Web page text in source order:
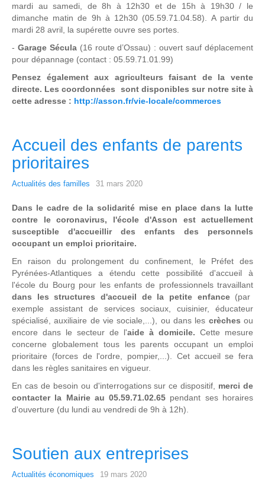
mardi au samedi, de 8h à 12h30 et de 15h à 19h30 / le
dimanche matin de 9h à 12h30 (05.59.71.04.58). A partir du
mardi 28 avril, la supérette ouvre ses portes.
- Garage Sécula(16 route d’Ossau) : ouvert sauf déplacement
pour dépannage (contact : 05.59.71.01.99)
Pensez également aux agriculteurs faisant de la vente
directe. Les coordonnées sont disponibles sur notre site à
cette adresse : http://asson.fr/vie-locale/commerces
Accueil des enfants de parents
prioritaires
Actualités des familles 31 mars 2020
Dans le cadre de la solidarité mise en place dans la lutte
contre le coronavirus, l'école d'Asson est actuellement
susceptible d'accueillir des enfants des personnels
occupant un emploi prioritaire.
En raison du prolongement du confinement, le Préfet des
Pyrénées-Atlantiques a étendu cette possibilité d'accueil à
l'école du Bourg pour les enfants de professionnels travaillant
dans les structures d'accueil de la petite enfance (par
exemple assistant de services sociaux, cuisinier, éducateur
spécialisé, auxiliaire de vie sociale,...), ou dans les crèches ou
encore dans le secteur de l'aide à domicile. Cette mesure
concerne globalement tous les parents occupant un emploi
prioritaire (forces de l'ordre, pompier,...). Cet accueil se fera
dans les règles sanitaires en vigueur.
En cas de besoin ou d'interrogations sur ce dispositif, merci de
contacter la Mairie au 05.59.71.02.65 pendant ses horaires
d'ouverture (du lundi au vendredi de 9h à 12h).
Soutien aux entreprises
Actualités économiques 19 mars 2020